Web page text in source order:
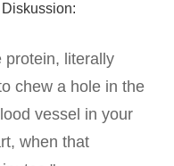
protein, literally
chew a hole in the
vessel in your
when that